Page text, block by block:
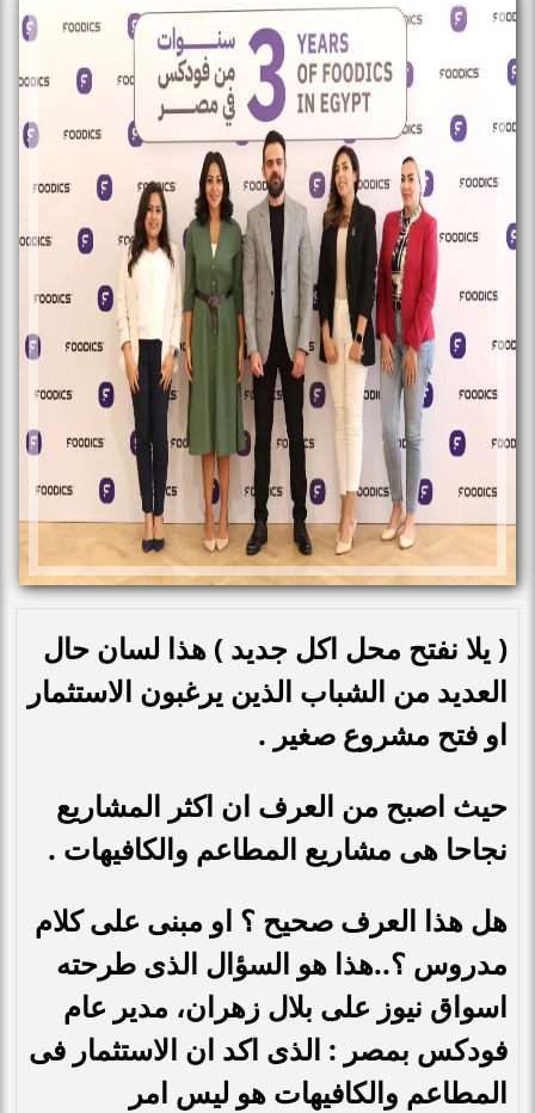
( يلا نفتح محل اكل جديد ) هذا لسان حال
العديد من الشباب الذين يرغبون الاستثمار
او فتح مشروع صغير .
حيث اصبح من العرف ان اكثر المشاريع
نجاحا هى مشاريع المطاعم والكافيهات .
هل هذا العرف صحيح ؟ او مبنى على كلام
مدروس ؟..هذا هو السؤال الذى طرحته
اسواق نيوز على بلال زهران، مدير عام
فودكس بمصر : الذى اكد ان الاستثمار فى
المطاعم والكافيهات هو ليس امر